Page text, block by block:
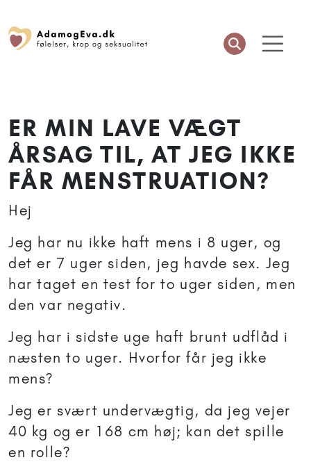
ER MIN LAVE VÆGT
ÅRSAG TIL, AT JEG IKKE
FÅR MENSTRUATION?
Hej
Jeg har nu ikke haft mens i 8 uger, og
det er 7 uger siden, jeg havde sex. Jeg
har taget en test for to uger siden, men
den var negativ.
Jeg har i sidste uge haft brunt udflåd i
næsten to uger. Hvorfor får jeg ikke
mens?
Jeg er svært undervægtig, da jeg vejer
40 kg og er 168 cm høj; kan det spille
en rolle?